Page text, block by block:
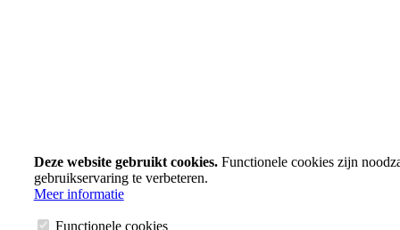
Deze website gebruikt cookies.Functionele cookies zijn
gebruikservaring te verbeteren.
Meer informatie
Functionele cookies